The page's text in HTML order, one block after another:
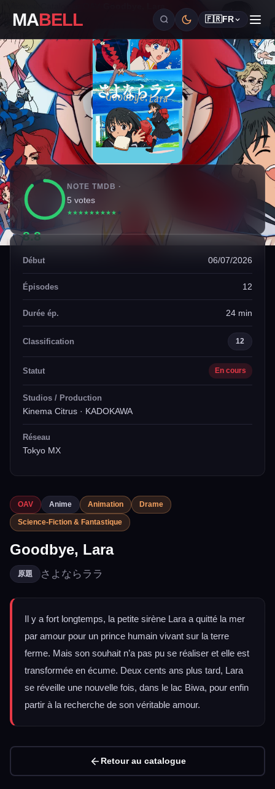
MABELL 🇫🇷 FR
Goodbye, Lara
8.8
NOTE TMDB ·
5 votes
★★★★★★★★★ ★
Début 06/07/2026
Épisodes 12
Durée ép. 24 min
Classification 12
Statut En cours
Studios / Production
Kinema Citrus · KADOKAWA
Réseau
Tokyo MX
OAV Anime Animation Drame
Science-Fiction & Fantastique
Goodbye, Lara
原題 さよならララ
Il y a fort longtemps, la petite sirène Lara a quitté la mer
par amour pour un prince humain vivant sur la terre
ferme. Mais son souhait n’a pas pu se réaliser et elle est
transformée en écume. Deux cents ans plus tard, Lara
se réveille une nouvelle fois, dans le lac Biwa, pour enfin
partir à la recherche de son véritable amour.
Retour au catalogue